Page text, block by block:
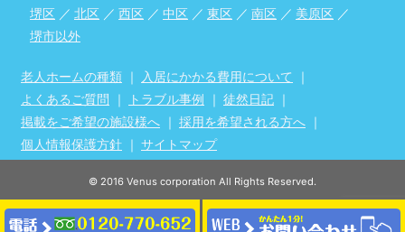
堺区 ／ 北区 ／ 西区 ／ 中区 ／ 東区 ／ 南区 ／ 美原区 ／
堺市以外
老人ホームの種類 ｜ 入居にかかる費用について
｜
よくあるご質問 ｜ トラブル事例 ｜ 徒然日記 ｜
掲載をご希望の施設様へ ｜ 採用を希望される方へ ｜
個人情報保護方針 ｜ サイトマップ
© 2016 Venus corporation All Rights Reserved.